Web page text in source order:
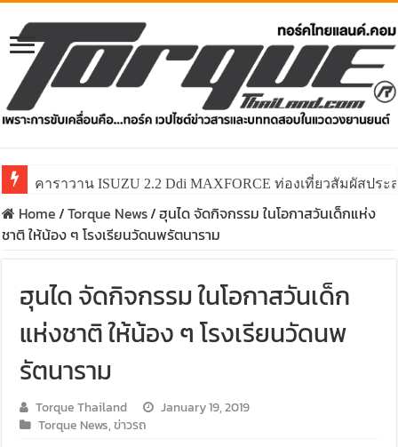
คาราวาน ISUZU 2.2 Ddi MAXFORCE ท่องเที่ยวสัมผัสป
Home/Torque News/ฮุนได จัดกิจกรรม ในโอกาสวันเด็กแห่ง
ชาติ ให้น้อง ๆ โรงเรียนวัดนพรัตนาราม
ฮุนได จัดกิจกรรม ในโอกาสวันเด็ก
แห่งชาติ ให้น้อง ๆ โรงเรียนวัดนพ
รัตนาราม
Torque Thailand
January 19, 2019
Torque News,ข่าวรถ